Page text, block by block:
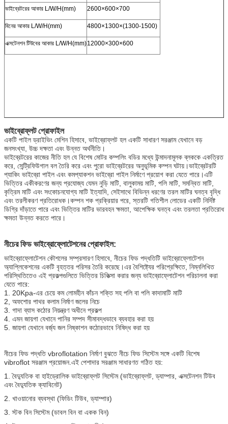
ভাইব্রেটরের আকার L/W/H(mm) 2600×600×700
বিনের আকার L/W/H(mm) 4800×1300×(1300-1500)
এক্সটেনশন টিউবের আকার L/W/H(mm)12000×300×600
ভাইব্রোফ্লট প্রোফাইল
একটি পাইল ড্রাইভিং মেশিন হিসাবে, ভাইব্রোফ্লট হল একটি সাধারণ সরঞ্জাম যেখানে বড়
জনসংখ্যা, উচ্চ দক্ষতা এবং উন্নত অর্থনীতি।
ভাইব্রেটরের কাজের নীতি হল যে বিশেষ মোটর কম্পলিং বডির মধ্যে উন্মাদনামূলক ব্লককে একত্রিত
করে, সেন্ট্রিফিউগাল বল তৈরি করে এবং পুরো ভাইব্রেটরের অনুভূমিক কম্পন ঘটায়।ভাইব্রেটরটি
প্যাকিং ভাইব্রো পাইল এবং কমপ্যাকশন ভাইব্রো পাইল নির্মাণে প্রয়োগ করা যেতে পারে।এটি
ভিত্তির একীকরণের জন্য প্রযোজ্য যেমন নুড়ি মাটি, বালুকাময় মাটি, পলি মাটি, সমন্বিত মাটি,
কৃত্রিম মাটি এবং সংকোচনযোগ্য মাটি ইত্যাদি, সেইসাথে বিভিন্ন ধরণের তরল মাটির ঘনত্ব বৃদ্ধি
এবং তরলীকরণ প্রতিরোধক।কম্পন শক প্রক্রিয়ার পরে, স্তরটি গতিশীল লোডের একটি নির্দিষ্ট
ডিগ্রি দাঁড়াতে পারে এবং ভিত্তির মাটির ভারবহন ক্ষমতা, আপেক্ষিক ঘনত্ব এবং তরলতা প্রতিরোধ
ক্ষমতা উন্নত করতে পারে।
নীচের ফিড ভাইব্রোফ্লোটেশনের প্রোফাইল:
ভাইব্রোফ্লোটেশন কৌশলের সম্প্রসারণ হিসাবে, নীচের ফিড পদ্ধতিটি ভাইব্রোফ্লোটেশন
অ্যাপ্লিকেশনের একটি বৃহত্তর পরিসর তৈরি করেছে।এর বৈশিষ্ট্যের পরিপ্রেক্ষিতে, নিম্নলিখিত
পরিস্থিতিতেও এই প্রকল্পগুলিতে ভিত্তির চিকিত্সা করার জন্য ভাইব্রোফ্লোটেশন পরিচালনা করা
যেতে পারে:
1. 20Kpa-এর চেয়ে কম লোমহীন কাঁচন শক্তি সহ পলি বা পলি কাদামাটি মাটি
2, অফশোর পাথর কলাম নির্মাণ জলের নিচে
3. গাদা ব্যাস কঠোর নিয়ন্ত্রণ অধীনে প্রকল্প
4. এমন জায়গা যেখানে পানির সম্পদ সীমাবদ্ধভাবে ব্যবহার করা হয়
5. জায়গা যেখানে বর্জ্য জল নিষ্কাশন কঠোরভাবে নিষিদ্ধ করা হয়
নীচের ফিড পদ্ধতি vbroflotation নির্মাণ বুঝতে নীচে ফিড সিস্টেম সঙ্গে একটি বিশেষ
vibroflot সরঞ্জাম প্রয়োজন.এই পেশাদার সরঞ্জাম সাধারণত গঠিত হয়:
1. বৈদ্যুতিক বা হাইড্রোলিক ভাইব্রোফ্লট সিস্টেম (ভাইব্রোফ্লট, ড্যাম্পার, এক্সটেনশন টিউব
এবং বৈদ্যুতিক ক্যাবিনেট)
2. খাওয়ানোর ব্যবস্থা (ফিডিং টিউব, ড্যাম্পার)
3. স্টক বিন সিস্টেম (ডাবল বিন বা একক বিন)